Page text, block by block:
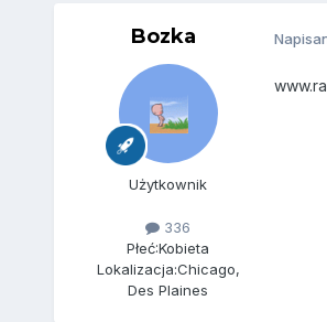
Bozka
Użytkownik
336
Płeć:Kobieta
Lokalizacja:Chicago,
Des Plaines